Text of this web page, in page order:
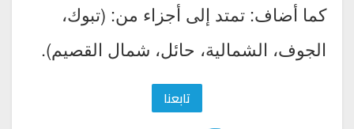
كما أضاف: تمتد إلى أجزاء من: (تبوك،
الجوف، الشمالية، حائل، شمال القصيم).
تابعنا